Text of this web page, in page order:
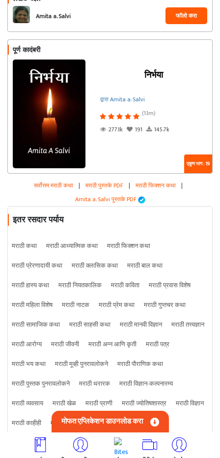
Amita a. Salvi फॉलो करा
पूर्ण कादंबरी
निर्भया
द्वारा Amita a. Salvi
(1.1m)
277.1k
191 145.7k
एकूण भाग : 19
सर्वोत्तम मराठी कथा | मराठी पुस्तके PDF | मराठी फिक्शन कथा |
Amita a. Salvi पुस्तके PDF
इतर रसदार पर्याय
मराठी कथा मराठी आध्यात्मिक कथा
मराठी फिक्शन कथा
मराठी प्रेरणादायी कथा
मराठी क्लासिक कथा
मराठी बाल कथा
मराठी हास्य कथा
मराठी नियतकालिक मराठी कविता
मराठी प्रवास विशेष
मराठी महिला विशेष
मराठी नाटक मराठी प्रेम कथा
मराठी गुप्तचर कथा
मराठी सामाजिक कथा
मराठी साहसी कथा मराठी मानवी विज्ञान
मराठी तत्त्वज्ञान
मराठी आरोग्य
मराठी जीवनी मराठी अन्न आणि कृती
मराठी पत्र
मराठी भय कथा
मराठी मूव्ही पुनरावलोकने
मराठी पौराणिक कथा
मराठी पुस्तक पुनरावलोकने
मराठी थरारक
मराठी विज्ञान-कल्पनारम्य
मराठी व्यवसाय
मराठी खेळ मराठी प्राणी मराठी ज्योतिषशास्त्र
मराठी विज्ञान
मराठी काहीही
मराठी क्राइम कथा
मोफत एप्लिकेशन डाउनलोड करा